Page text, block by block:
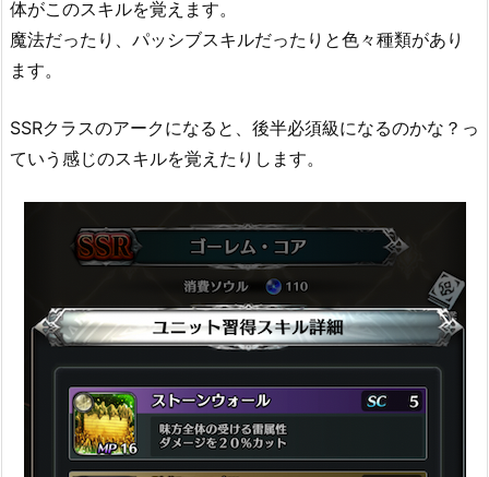
体がこのスキルを覚えます。
魔法だったり、パッシブスキルだったりと色々種類があり
ます。
SSRクラスのアークになると、後半必須級になるのかな？っ
ていう感じのスキルを覚えたりします。